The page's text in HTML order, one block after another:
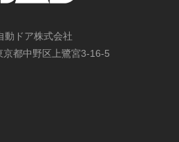
動ドア株式会社
京都中野区上鷺宮3-16-5